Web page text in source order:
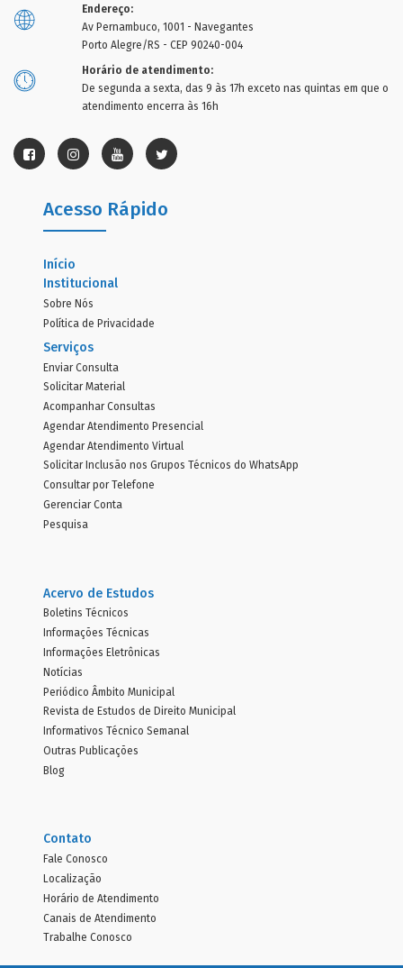
Endereço:
Av Pernambuco, 1001 - Navegantes
Porto Alegre/RS - CEP 90240-004
Horário de atendimento:
De segunda a sexta, das 9 às 17h exceto nas quintas em que o
atendimento encerra às 16h
Acesso Rápido
Início
Institucional
Sobre Nós
Política de Privacidade
Serviços
Enviar Consulta
Solicitar Material
Acompanhar Consultas
Agendar Atendimento Presencial
Agendar Atendimento Virtual
Solicitar Inclusão nos Grupos Técnicos do WhatsApp
Consultar por Telefone
Gerenciar Conta
Pesquisa
Acervo de Estudos
Boletins Técnicos
Informações Técnicas
Informações Eletrônicas
Notícias
Periódico Âmbito Municipal
Revista de Estudos de Direito Municipal
Informativos Técnico Semanal
Outras Publicações
Blog
Contato
Fale Conosco
Localização
Horário de Atendimento
Canais de Atendimento
Trabalhe Conosco